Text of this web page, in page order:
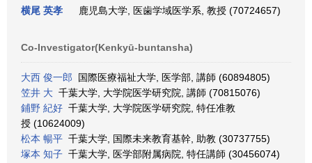
横尾 英孝 鹿児島大学, 医歯学域医学系, 教授 (70724657)
Co-Investigator(Kenkyū-buntansha)
大西 俊一郎 国際医療福祉大学, 医学部, 講師 (60894805)
笠井 大 千葉大学, 大学院医学研究院, 講師 (70815076)
鋪野 紀好 千葉大学, 大学院医学研究院, 特任准教
授 (10624009)
松本 暢平 千葉大学, 国際未来教育基幹, 助教 (30737755)
塚本 知子 千葉大学, 医学部附属病院, 特任講師 (30456074)